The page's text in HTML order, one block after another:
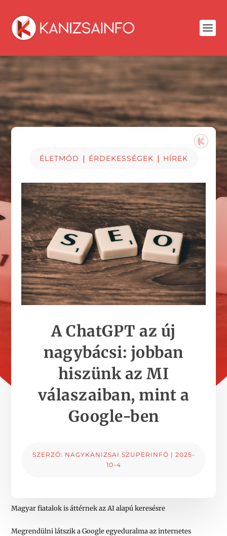
ÉLETMÓD | ÉRDEKESSÉGEK | HÍREK
A ChatGPT az új
nagybácsi: jobban
hiszünk az MI
válaszaiban, mint a
Google-ben
SZERZŐ: NAGYKANIZSAI SZUPERINFÓ | 2025-
10-4
Magyar fiatalok is áttérnek az AI alapú keresésre
Megrendülni látszik a Google egyeduralma az internetes